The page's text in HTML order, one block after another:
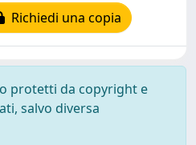
Richiedi una copia
protetti da copyright e
salvo diversa